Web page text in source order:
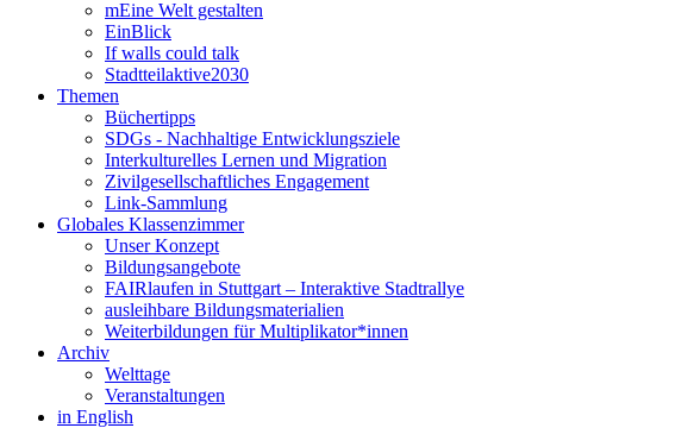
mEine Welt gestalten
EinBlick
If walls could talk
Stadtteilaktive2030
Themen
Büchertipps
SDGs - Nachhaltige Entwicklungsziele
Interkulturelles Lernen und Migration
Zivilgesellschaftliches Engagement
Link-Sammlung
Globales Klassenzimmer
Unser Konzept
Bildungsangebote
FAIRlaufen in Stuttgart – Interaktive Stadtrallye
ausleihbare Bildungsmaterialien
Weiterbildungen für Multiplikator*innen
Archiv
Welttage
Veranstaltungen
in English